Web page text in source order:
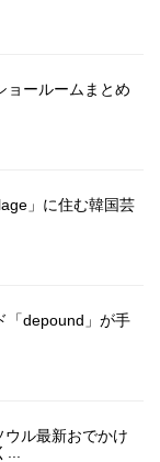
ョールームまとめ
」に住む韓国芸
「depound」が手
ウル最新おでかけ